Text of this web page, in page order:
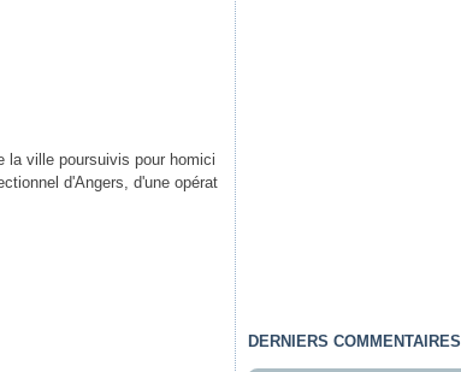
la ville poursuivis pour homici
d'Angers, d'une opérat
DERNIERS COMMENTAIRES